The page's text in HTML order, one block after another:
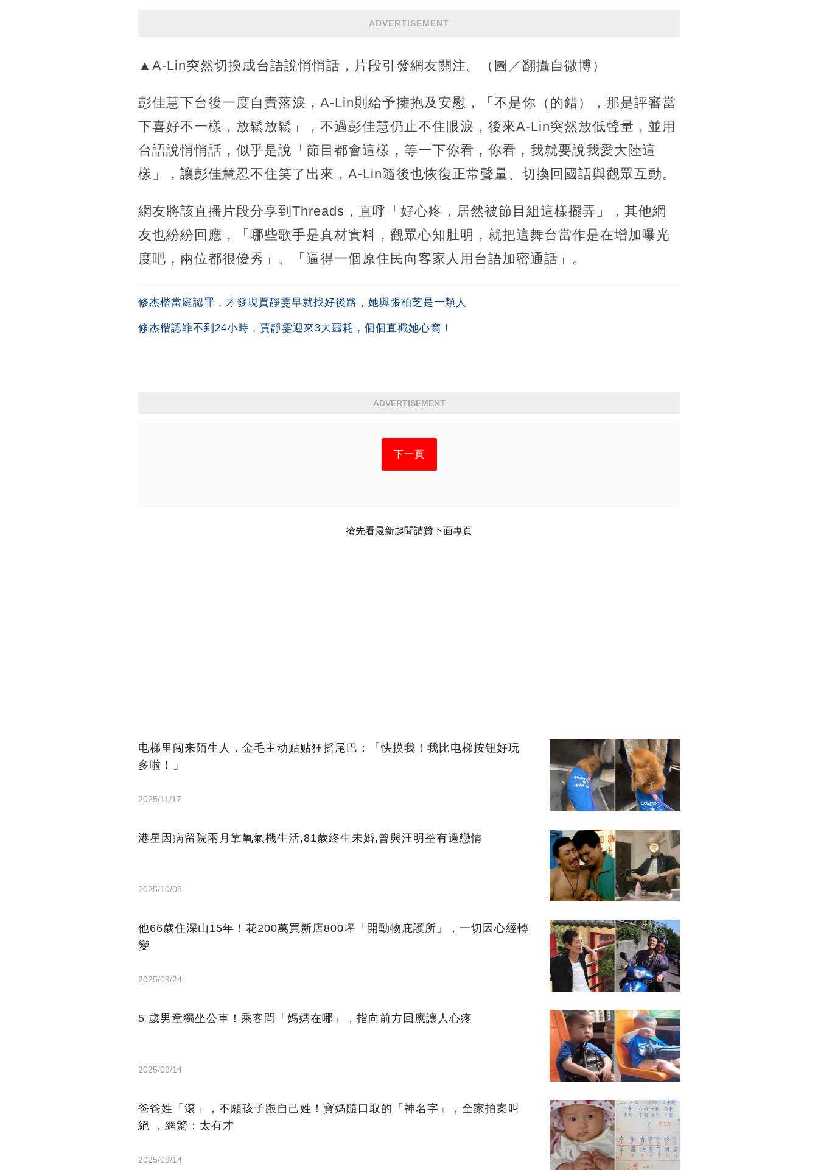
ADVERTISEMENT
▲A-Lin突然切換成台語說悄悄話，片段引發網友關注。（圖／翻攝自微博）
彭佳慧下台後一度自責落淚，A-Lin則給予擁抱及安慰，「不是你（的錯），那是評審當
下喜好不一樣，放鬆放鬆」，不過彭佳慧仍止不住眼淚，後來A-Lin突然放低聲量，並用
台語說悄悄話，似乎是說「節目都會這樣，等一下你看，你看，我就要說我愛大陸這
樣」，讓彭佳慧忍不住笑了出來，A-Lin隨後也恢復正常聲量、切換回國語與觀眾互動。
網友將該直播片段分享到Threads，直呼「好心疼，居然被節目組這樣擺弄」，其他網
友也紛紛回應，「哪些歌手是真材實料，觀眾心知肚明，就把這舞台當作是在增加曝光
度吧，兩位都很優秀」、「逼得一個原住民向客家人用台語加密通話」。
修杰楷當庭認罪，才發現賈靜雯早就找好後路，她與張柏芝是一類人
修杰楷認罪不到24小時，賈靜雯迎來3大噩耗，個個直戳她心窩！
ADVERTISEMENT
下一頁
搶先看最新趣聞請贊下面專頁
电梯里闯来陌生人，金毛主动贴贴狂摇尾巴：「快摸我！我比电梯按钮好玩
多啦！」
2025/11/17
港星因病留院兩月靠氧氣機生活,81歲終生未婚,曾與汪明荃有過戀情
2025/10/08
他66歲住深山15年！花200萬買新店800坪「開動物庇護所」，一切因心經轉
變
2025/09/24
5 歲男童獨坐公車！乘客問「媽媽在哪」，指向前方回應讓人心疼
2025/09/14
爸爸姓「滾」，不願孩子跟自己姓！寶媽隨口取的「神名字」，全家拍案叫
絕 ，網驚：太有才
2025/09/14